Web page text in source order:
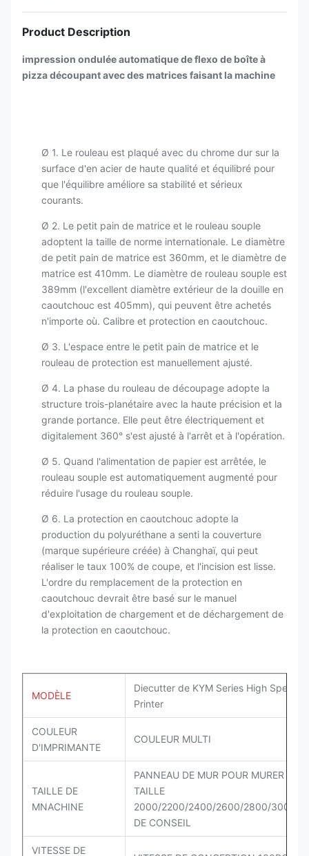
Product Description
impression ondulée automatique de flexo de boîte à
pizza découpant avec des matrices faisant la machine
Ø 1. Le rouleau est plaqué avec du chrome dur sur la
surface d'en acier de haute qualité et équilibré pour
que l'équilibre améliore sa stabilité et sérieux
courants.
Ø 2. Le petit pain de matrice et le rouleau souple
adoptent la taille de norme internationale. Le diamètre
de petit pain de matrice est 360mm, et le diamètre de
matrice est 410mm. Le diamètre de rouleau souple est
389mm (l'excellent diamètre extérieur de la douille en
caoutchouc est 405mm), qui peuvent être achetés
n'importe où. Calibre et protection en caoutchouc.
Ø 3. L'espace entre le petit pain de matrice et le
rouleau de protection est manuellement ajusté.
Ø 4. La phase du rouleau de découpage adopte la
structure trois-planétaire avec la haute précision et la
grande portance. Elle peut être électriquement et
digitalement 360° s'est ajusté à l'arrêt et à l'opération.
Ø 5. Quand l'alimentation de papier est arrêtée, le
rouleau souple est automatiquement augmenté pour
réduire l'usage du rouleau souple.
Ø 6. La protection en caoutchouc adopte la
production du polyuréthane a senti la couverture
(marque supérieure créée) à Changhaï, qui peut
réaliser le taux 100% de coupe, et l'incision est lisse.
L'ordre du remplacement de la protection en
caoutchouc devrait être basé sur le manuel
d'exploitation de chargement et de déchargement de
la protection en caoutchouc.
MODÈLE
Diecutter de KYM Series High Speed
Printer
COULEUR
D'IMPRIMANTE
COULEUR MULTI
TAILLE DE
MNACHINE
PANNEAU DE MUR POUR MURER LA
TAILLE
2000/2200/2400/2600/2800/
DE CONSEIL
VITESSE DE